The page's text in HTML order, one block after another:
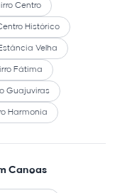
Centro
Histórico
Velha
Fátima
Guajuviras
Harmonia
Canoas